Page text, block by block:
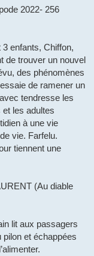
2022- 256
enfants, Chiffon,
de trouver un nouvel
des phénomènes
de ramener un
tendresse les
les adultes
à une vie
vie. Farfelu.
tiennent une
(Au diable
lit aux passagers
et échappées